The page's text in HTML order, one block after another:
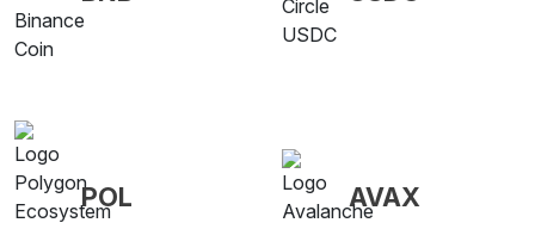
POL AVAX